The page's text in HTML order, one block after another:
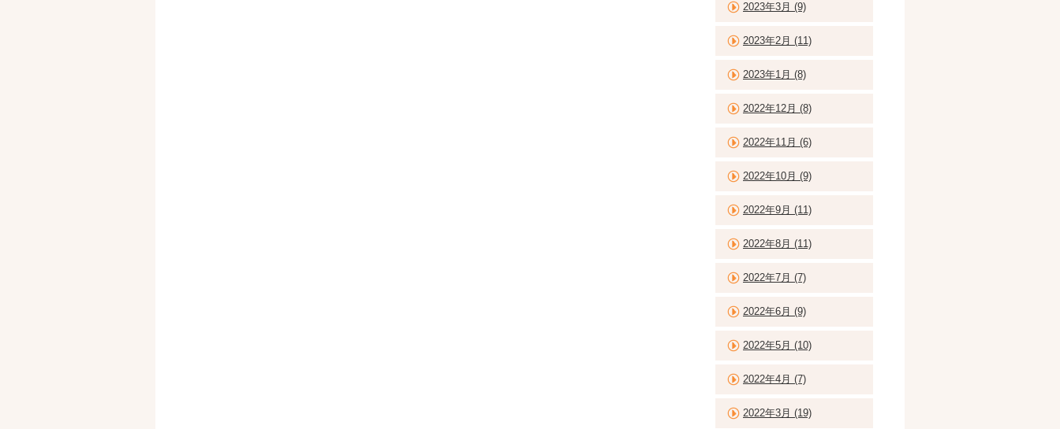
2023年3月 (9)
2023年2月 (11)
2023年1月 (8)
2022年12月 (8)
2022年11月 (6)
2022年10月 (9)
2022年9月 (11)
2022年8月 (11)
2022年7月 (7)
2022年6月 (9)
2022年5月 (10)
2022年4月 (7)
2022年3月 (19)